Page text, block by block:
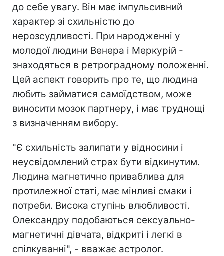
до себе увагу. Він має імпульсивний
характер зі схильністю до
нерозсудливості. При народженні у
молодої людини Венера і Меркурій -
знаходяться в ретроградному положенні.
Цей аспект говорить про те, що людина
любить займатися самоїдством, може
виносити мозок партнеру, і має труднощі
з визначенням вибору.
"Є схильність залипати у відносини і
неусвідомлений страх бути відкинутим.
Людина магнетично приваблива для
протилежної статі, має мінливі смаки і
потреби. Висока ступінь влюбливості.
Олександру подобаються сексуально-
магнетичні дівчата, відкриті і легкі в
спілкуванні", - вважає астролог.